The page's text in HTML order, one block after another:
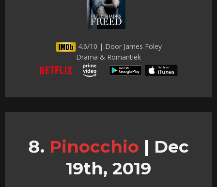
4.6/10 | Door James Foley
Drama & Romantiek
Pinocchio | Dec
19th, 2019